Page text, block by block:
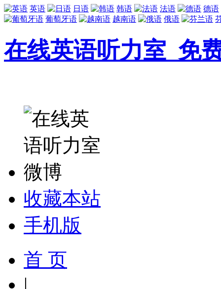
英语 日语 韩语 法语
德语
葡萄牙语
越南语 俄语
在线英语听力室_免
收藏本站
手机版
首 页
|